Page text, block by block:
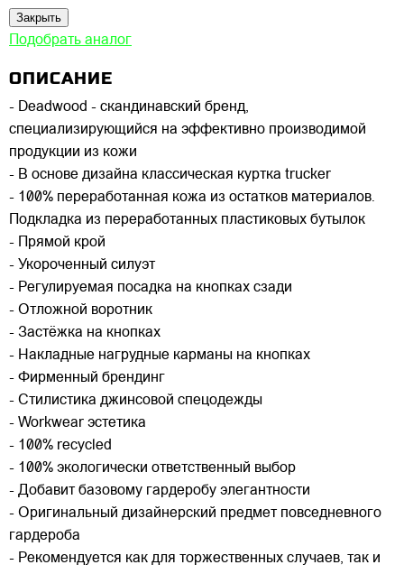
Закрыть
Подобрать аналог
ОПИСАНИЕ
- Deadwood - скандинавский бренд,
специализирующийся на эффективно производимой
продукции из кожи
- В основе дизайна классическая куртка trucker
- 100% переработанная кожа из остатков материалов.
Подкладка из переработанных пластиковых бутылок
- Прямой крой
- Укороченный силуэт
- Регулируемая посадка на кнопках сзади
- Отложной воротник
- Застёжка на кнопках
- Накладные нагрудные карманы на кнопках
- Фирменный брендинг
- Стилистика джинсовой спецодежды
- Workwear эстетика
- 100% recycled
- 100% экологически ответственный выбор
- Добавит базовому гардеробу элегантности
- Оригинальный дизайнерский предмет повседневного
гардероба
- Рекомендуется как для торжественных случаев, так и